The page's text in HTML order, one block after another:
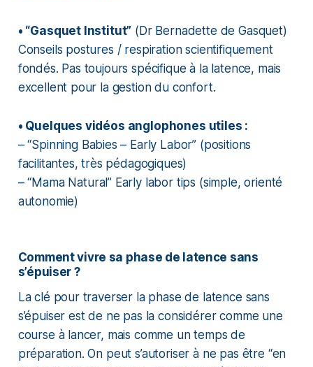
• “Gasquet Institut” (Dr Bernadette de Gasquet)
Conseils postures / respiration scientifiquement
fondés. Pas toujours spécifique à la latence, mais
excellent pour la gestion du confort.
• Quelques vidéos anglophones utiles :
–“Spinning Babies – Early Labor” (positions
facilitantes, très pédagogiques)
–“Mama Natural” Early labor tips (simple, orienté
autonomie)
Comment vivre sa phase de latence sans
s’épuiser ?
La clé pour traverser la phase de latence sans
s’épuiser est de ne pas la considérer comme une
course à lancer, mais comme un temps de
préparation. On peut s’autoriser à ne pas être “en